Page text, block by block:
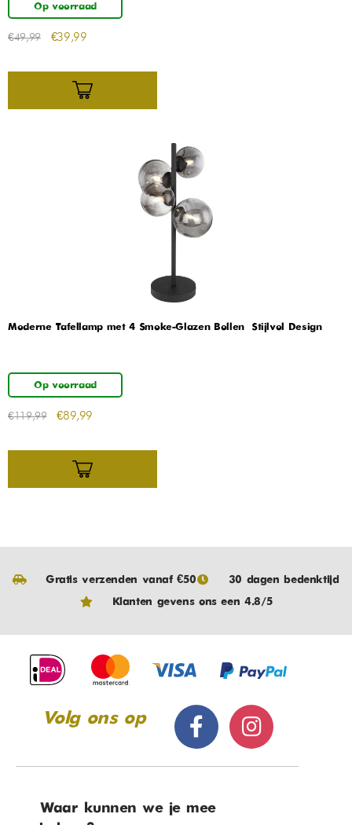
Op voorraad
€49,99 €39,99
Moderne Tafellamp met 4 Smoke-Glazen Bollen – Stijlvol Design
Op voorraad
€119,99 €89,99
Gratis verzenden vanaf €50
30 dagen bedenktijd
Klanten gevens ons een 4.8/5
Volg ons op
Waar kunnen we je mee